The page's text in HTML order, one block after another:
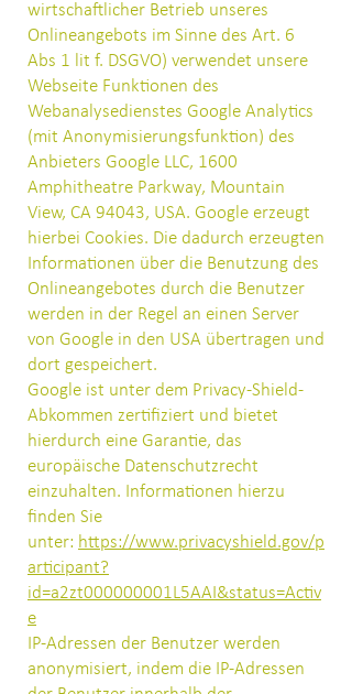
wirtschaftlicher Betrieb unseres
Onlineangebots im Sinne des Art. 6
Abs 1 lit f. DSGVO) verwendet unsere
Webseite Funktionen des
Webanalysedienstes Google Analytics
(mit Anonymisierungsfunktion) des
Anbieters Google LLC, 1600
Amphitheatre Parkway, Mountain
View, CA 94043, USA. Google erzeugt
hierbei Cookies. Die dadurch erzeugten
Informationen über die Benutzung des
Onlineangebotes durch die Benutzer
werden in der Regel an einen Server
von Google in den USA übertragen und
dort gespeichert.
Google ist unter dem Privacy-Shield-
Abkommen zertifiziert und bietet
hierdurch eine Garantie, das
europäische Datenschutzrecht
einzuhalten. Informationen hierzu
finden Sie
unter: https://www.privacyshield.gov/p
articipant?
id=a2zt000000001L5AAI&status=Activ
e
IP-Adressen der Benutzer werden
anonymisiert, indem die IP-Adressen